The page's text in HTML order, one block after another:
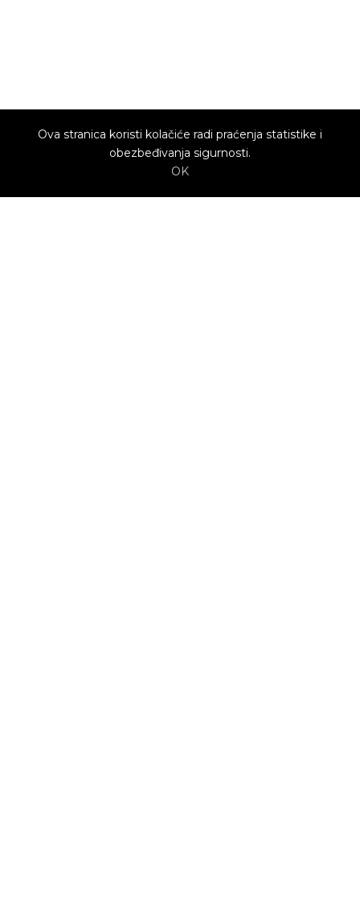
Ova stranica koristi kolačiće radi praćenja statistike i
obezbeđivanja sigurnosti.
OK